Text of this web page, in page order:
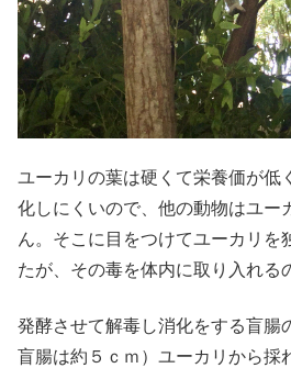
ユーカリの葉は硬くて栄養価が低
化しにくいので、他の動物はユー
ん。そこに目をつけてユーカリを
たが、その毒を体内に取り入れる
発酵させて解毒し消化をする盲腸
盲腸は約５ｃｍ）ユーカリから採